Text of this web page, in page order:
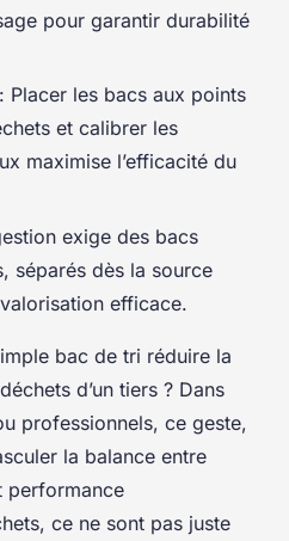
pour garantir durabilité
: Placer les bacs aux points
et calibrer les
maximise l’efficacité du
exige des bacs
séparés dès la source
efficace.
bac de tri réduire la
d’un tiers ? Dans
professionnels, ce geste,
la balance entre
performance
ce ne sont pas juste